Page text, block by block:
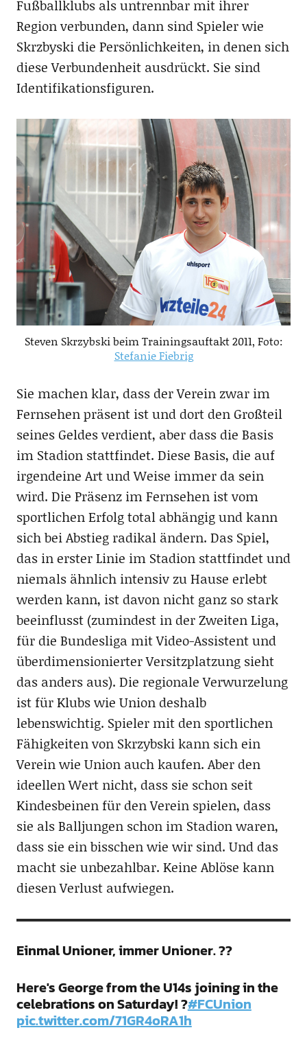
Fußballklubs als untrennbar mit ihrer
Region verbunden, dann sind Spieler wie
Skrzbyski die Persönlichkeiten, in denen sich
diese Verbundenheit ausdrückt. Sie sind
Identifikationsfiguren.
Steven Skrzybski beim Trainingsauftakt 2011, Foto:
Stefanie Fiebrig
Sie machen klar, dass der Verein zwar im
Fernsehen präsent ist und dort den Großteil
seines Geldes verdient, aber dass die Basis
im Stadion stattfindet. Diese Basis, die auf
irgendeine Art und Weise immer da sein
wird. Die Präsenz im Fernsehen ist vom
sportlichen Erfolg total abhängig und kann
sich bei Abstieg radikal ändern. Das Spiel,
das in erster Linie im Stadion stattfindet und
niemals ähnlich intensiv zu Hause erlebt
werden kann, ist davon nicht ganz so stark
beeinflusst (zumindest in der Zweiten Liga,
für die Bundesliga mit Video-Assistent und
überdimensionierter Versitzplatzung sieht
das anders aus). Die regionale Verwurzelung
ist für Klubs wie Union deshalb
lebenswichtig. Spieler mit den sportlichen
Fähigkeiten von Skrzybski kann sich ein
Verein wie Union auch kaufen. Aber den
ideellen Wert nicht, dass sie schon seit
Kindesbeinen für den Verein spielen, dass
sie als Balljungen schon im Stadion waren,
dass sie ein bisschen wie wir sind. Und das
macht sie unbezahlbar. Keine Ablöse kann
diesen Verlust aufwiegen.
Einmal Unioner, immer Unioner. ??
Here's George from the U14s joining in the
celebrations on Saturday! ?#FCUnion
pic.twitter.com/71GR4oRA1h